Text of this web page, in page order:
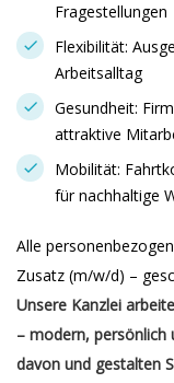
Fragestellungen
Flexibilität:
Arbeitsalltag
Gesundheit:
attraktive
Mobilität:
für nachhaltige
Alle
Zusatz (m/w/d) –
Unsere Kanzlei
– modern, persönlich
davon und gestalten